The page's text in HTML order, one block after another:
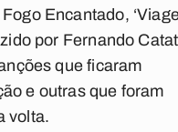
Encantado,
por Fernando
que ficaram
e outras que foram
volta.